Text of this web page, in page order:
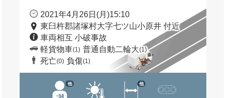
2021年4月26日(月)15:10
東臼杵郡諸塚村大字七ツ山小原井 付近
車両相互 小破事故
軽貨物車(1) 普通自動二輪大(1)
死亡(0) 負傷(1)
他 他